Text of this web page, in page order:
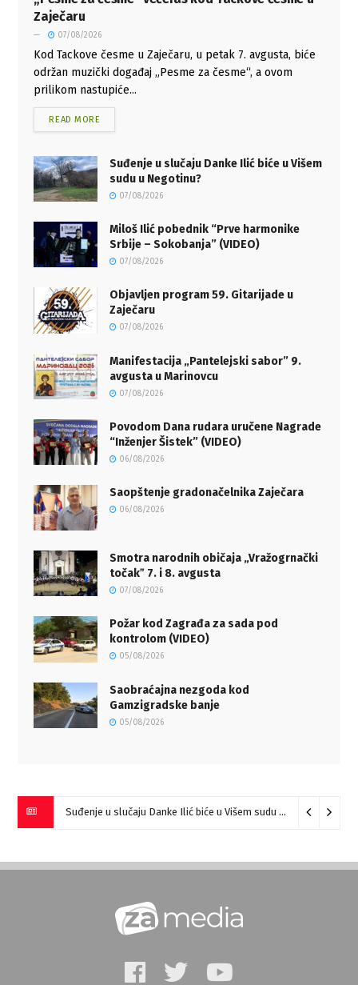
Zaječaru
07/08/2026
Kod Tackove česme u Zaječaru, u petak 7. avgusta, biće
održan muzički događaj „Pesme za česme“, a ovom
prilikom nastupiće...
READ MORE
Suđenje u slučaju Danke Ilić biće u Višem
sudu u Negotinu?
07/08/2026
Miloš Ilić pobednik “Prve harmonike
Srbije – Sokobanja” (VIDEO)
07/08/2026
Objavljen program 59. Gitarijade u
Zaječaru
07/08/2026
Manifestacija „Pantelejski sabor” 9.
avgusta u Marinovcu
07/08/2026
Povodom Dana rudara uručene Nagrade
“Inženjer Šistek” (VIDEO)
06/08/2026
Saopštenje gradonačelnika Zaječara
06/08/2026
Smotra narodnih običaja „Vražogrnački
točakˮ 7. i 8. avgusta
07/08/2026
Požar kod Zagrađa za sada pod
kontrolom (VIDEO)
05/08/2026
Saobraćajna nezgoda kod
Gamzigradske banje
05/08/2026
Suđenje u slučaju Danke Ilić biće u Višem sudu u Negotinu?